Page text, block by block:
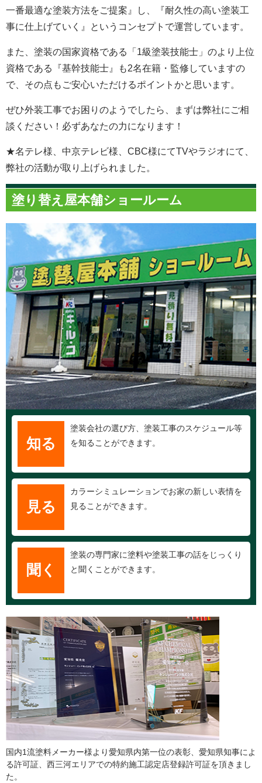
一番最適な塗装方法をご提案』し、『耐久性の高い塗装工
事に仕上げていく』というコンセプトで運営しています。
また、塗装の国家資格である「1級塗装技能士」のより上位
資格である『基幹技能士』も2名在籍・監修していますの
で、その点もご安心いただけるポイントかと思います。
ぜひ外装工事でお困りのようでしたら、まずは弊社にご相
談ください！必ずあなたの力になります！
★名テレ様、中京テレビ様、CBC様にてTVやラジオにて、
弊社の活動が取り上げられました。
塗り替え屋本舗ショールーム
知る
塗装会社の選び方、塗装工事のスケジュール等
を知ることができます。
見る
カラーシミュレーションでお家の新しい表情を
見ることができます。
聞く
塗装の専門家に塗料や塗装工事の話をじっくり
と聞くことができます。
国内1流塗料メーカー様より愛知県内第一位の表彰、愛知県知事によ
る許可証、西三河エリアでの特約施工認定店登録許可証を頂きまし
た。